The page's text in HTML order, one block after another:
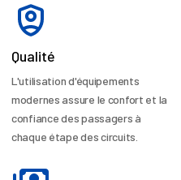
Qualité
L'utilisation d'équipements
modernes assure le confort et la
confiance des passagers à
chaque étape des circuits.